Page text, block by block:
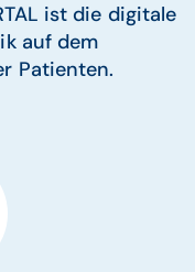
ist die digitale
auf dem
Patienten.